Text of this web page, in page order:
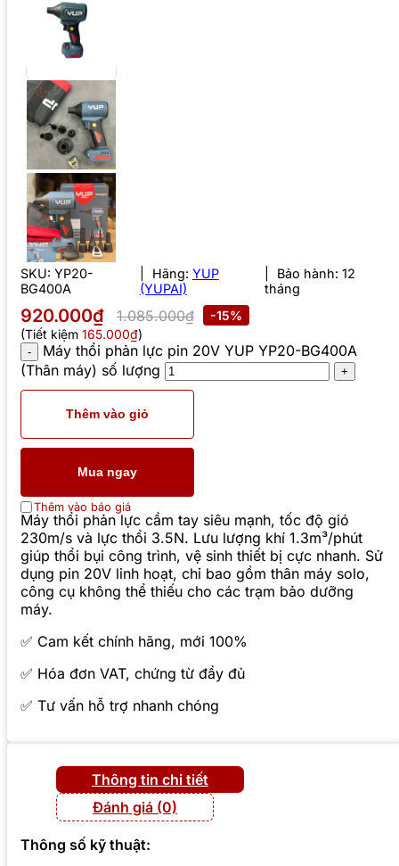
SKU: YP20-
BG400A
Hãng: YUP
(YUPAI)
Bảo hành: 12
tháng
920.000₫ 1.085.000₫
-15%
(Tiết kiệm 165.000₫)
Máy thổi phản lực pin 20V YUP YP20-BG400A
(Thân máy) số lượng
Thêm vào giỏ
Mua ngay
Thêm vào báo giá
Máy thổi phản lực cầm tay siêu mạnh, tốc độ gió
230m/s và lực thổi 3.5N. Lưu lượng khí 1.3m³/phút
giúp thổi bụi công trình, vệ sinh thiết bị cực nhanh. Sử
dụng pin 20V linh hoạt, chỉ bao gồm thân máy solo,
công cụ không thể thiếu cho các trạm bảo dưỡng
máy.
✅ Cam kết chính hãng, mới 100%
✅ Hóa đơn VAT, chứng từ đầy đủ
✅ Tư vấn hỗ trợ nhanh chóng
Thông tin chi tiết
Đánh giá (0)
Thông số kỹ thuật: